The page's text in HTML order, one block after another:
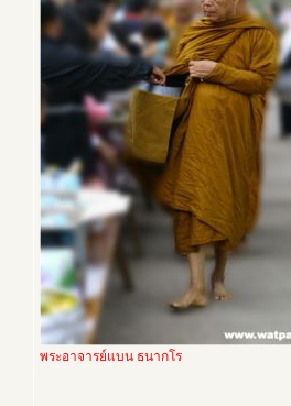
พระอาจารย์แบน ธนากโร